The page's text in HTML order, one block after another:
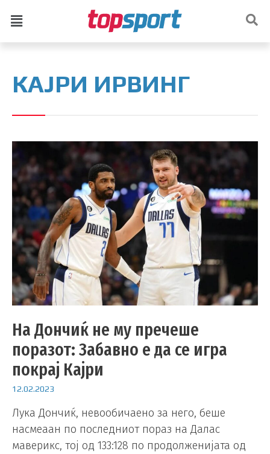
КАЈРИ ИРВИНГ
На Дончиќ не му пречеше
поразот: Забавно е да се игра
покрај Кајри
12.02.2023
Лука Дончиќ, невообичаено за него, беше
насмеаан по последниот пораз на Далас
маверикс, тој од 133:128 по продолженијата од